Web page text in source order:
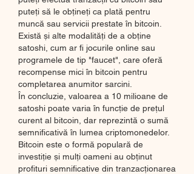
puteți să le obțineți ca plată pentru
muncă sau servicii prestate în bitcoin.
Există și alte modalități de a obține
satoshi, cum ar fi jocurile online sau
programele de tip "faucet", care oferă
recompense mici în bitcoin pentru
completarea anumitor sarcini.
În concluzie, valoarea a 10 milioane de
satoshi poate varia în funcție de prețul
curent al bitcoin, dar reprezintă o sumă
semnificativă în lumea criptomonedelor.
Bitcoin este o formă populară de
investiție și mulți oameni au obținut
profituri semnificative din tranzacționarea